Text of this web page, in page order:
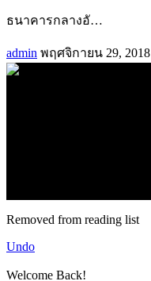
ธนาคารกลางอั…
admin พฤศจิกายน 29, 2018
Removed from reading list
Undo
Welcome Back!